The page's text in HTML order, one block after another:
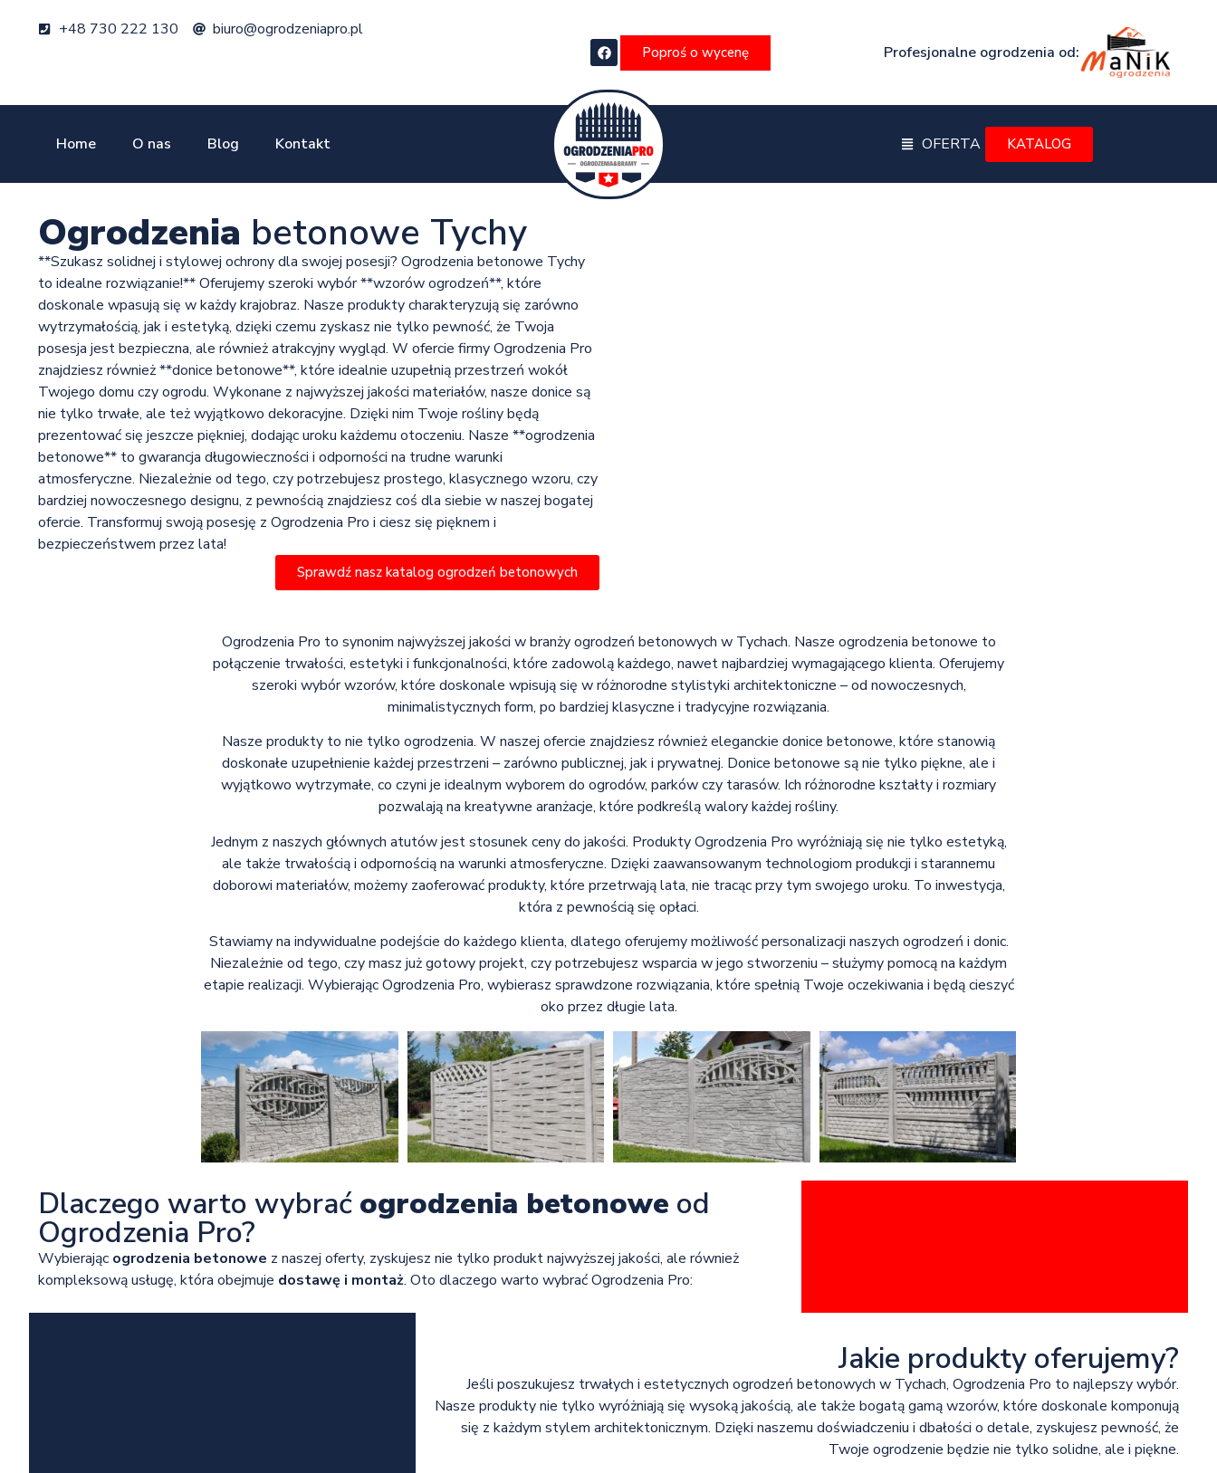
+48 730 222 130 biuro@ogrodzeniapro.pl
Poproś o wycenę Profesjonalne ogrodzenia od:
Home O nas Blog Kontakt OFERTA KATALOG
Ogrodzenia betonowe Tychy
**Szukasz solidnej i stylowej ochrony dla swojej posesji? Ogrodzenia betonowe Tychy
to idealne rozwiązanie!** Oferujemy szeroki wybór **wzorów ogrodzeń**, które
doskonale wpasują się w każdy krajobraz. Nasze produkty charakteryzują się zarówno
wytrzymałością, jak i estetyką, dzięki czemu zyskasz nie tylko pewność, że Twoja
posesja jest bezpieczna, ale również atrakcyjny wygląd. W ofercie firmy Ogrodzenia Pro
znajdziesz również **donice betonowe**, które idealnie uzupełnią przestrzeń wokół
Twojego domu czy ogrodu. Wykonane z najwyższej jakości materiałów, nasze donice są
nie tylko trwałe, ale też wyjątkowo dekoracyjne. Dzięki nim Twoje rośliny będą
prezentować się jeszcze piękniej, dodając uroku każdemu otoczeniu. Nasze **ogrodzenia
betonowe** to gwarancja długowieczności i odporności na trudne warunki
atmosferyczne. Niezależnie od tego, czy potrzebujesz prostego, klasycznego wzoru, czy
bardziej nowoczesnego designu, z pewnością znajdziesz coś dla siebie w naszej bogatej
ofercie. Transformuj swoją posesję z Ogrodzenia Pro i ciesz się pięknem i
bezpieczeństwem przez lata!
Sprawdź nasz katalog ogrodzeń betonowych
Ogrodzenia Pro to synonim najwyższej jakości w branży ogrodzeń betonowych w Tychach. Nasze ogrodzenia betonowe to
połączenie trwałości, estetyki i funkcjonalności, które zadowolą każdego, nawet najbardziej wymagającego klienta. Oferujemy
szeroki wybór wzorów, które doskonale wpisują się w różnorodne stylistyki architektoniczne – od nowoczesnych,
minimalistycznych form, po bardziej klasyczne i tradycyjne rozwiązania.
Nasze produkty to nie tylko ogrodzenia. W naszej ofercie znajdziesz również eleganckie donice betonowe, które stanowią
doskonałe uzupełnienie każdej przestrzeni – zarówno publicznej, jak i prywatnej. Donice betonowe są nie tylko piękne, ale i
wyjątkowo wytrzymałe, co czyni je idealnym wyborem do ogrodów, parków czy tarasów. Ich różnorodne kształty i rozmiary
pozwalają na kreatywne aranżacje, które podkreślą walory każdej rośliny.
Jednym z naszych głównych atutów jest stosunek ceny do jakości. Produkty Ogrodzenia Pro wyróżniają się nie tylko estetyką,
ale także trwałością i odpornością na warunki atmosferyczne. Dzięki zaawansowanym technologiom produkcji i starannemu
doborowi materiałów, możemy zaoferować produkty, które przetrwają lata, nie tracąc przy tym swojego uroku. To inwestycja,
która z pewnością się opłaci.
Stawiamy na indywidualne podejście do każdego klienta, dlatego oferujemy możliwość personalizacji naszych ogrodzeń i donic.
Niezależnie od tego, czy masz już gotowy projekt, czy potrzebujesz wsparcia w jego stworzeniu – służymy pomocą na każdym
etapie realizacji. Wybierając Ogrodzenia Pro, wybierasz sprawdzone rozwiązania, które spełnią Twoje oczekiwania i będą cieszyć
oko przez długie lata.
Dlaczego warto wybrać ogrodzenia betonowe od
Ogrodzenia Pro?
Wybierając ogrodzenia betonowe z naszej oferty, zyskujesz nie tylko produkt najwyższej jakości, ale również
kompleksową usługę, która obejmuje dostawę i montaż. Oto dlaczego warto wybrać Ogrodzenia Pro:
Jakie produkty oferujemy?
Jeśli poszukujesz trwałych i estetycznych ogrodzeń betonowych w Tychach, Ogrodzenia Pro to najlepszy wybór.
Nasze produkty nie tylko wyróżniają się wysoką jakością, ale także bogatą gamą wzorów, które doskonale komponują
się z każdym stylem architektonicznym. Dzięki naszemu doświadczeniu i dbałości o detale, zyskujesz pewność, że
Twoje ogrodzenie będzie nie tylko solidne, ale i piękne.